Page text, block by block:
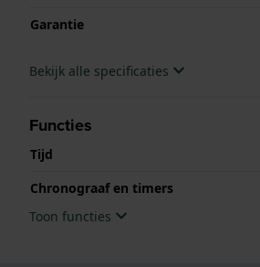
Garantie
Bekijk alle specificaties
Functies
Tijd
Chronograaf en timers
Toon functies